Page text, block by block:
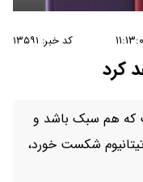
کد خبر: ۱۳۵۹۱
کرد
که هم سبک باشد و
شکست خورد،